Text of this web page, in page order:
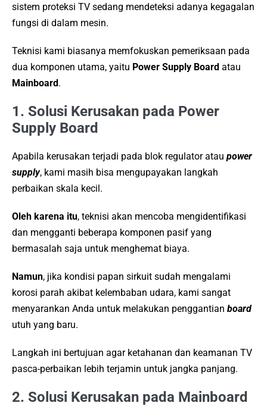
sistem proteksi TV sedang mendeteksi adanya kegagalan
fungsi di dalam mesin.
Teknisi kami biasanya memfokuskan pemeriksaan pada
dua komponen utama, yaitu Power Supply Board atau
Mainboard.
1. Solusi Kerusakan pada Power
Supply Board
Apabila kerusakan terjadi pada blok regulator atau power
supply, kami masih bisa mengupayakan langkah
perbaikan skala kecil.
Oleh karena itu, teknisi akan mencoba mengidentifikasi
dan mengganti beberapa komponen pasif yang
bermasalah saja untuk menghemat biaya.
Namun, jika kondisi papan sirkuit sudah mengalami
korosi parah akibat kelembaban udara, kami sangat
menyarankan Anda untuk melakukan penggantian board
utuh yang baru.
Langkah ini bertujuan agar ketahanan dan keamanan TV
pasca-perbaikan lebih terjamin untuk jangka panjang.
2. Solusi Kerusakan pada Mainboard